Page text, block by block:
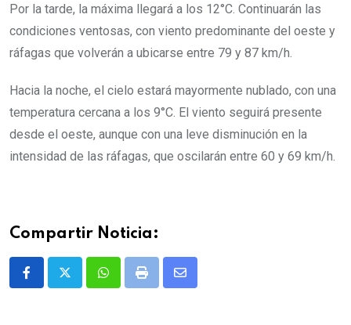
Por la tarde, la máxima llegará a los 12°C. Continuarán las
condiciones ventosas, con viento predominante del oeste y
ráfagas que volverán a ubicarse entre 79 y 87 km/h.
Hacia la noche, el cielo estará mayormente nublado, con una
temperatura cercana a los 9°C. El viento seguirá presente
desde el oeste, aunque con una leve disminución en la
intensidad de las ráfagas, que oscilarán entre 60 y 69 km/h.
Compartir Noticia:
WhatsappPrint
Share